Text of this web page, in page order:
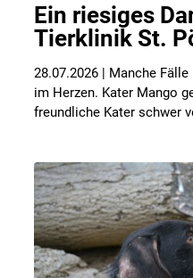
Ein riesiges
Tierklinik St.
28.07.2026 | Manche
im Herzen. Kater Mango
freundliche Kater schwer